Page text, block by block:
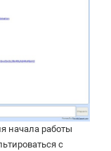
начала работы
с